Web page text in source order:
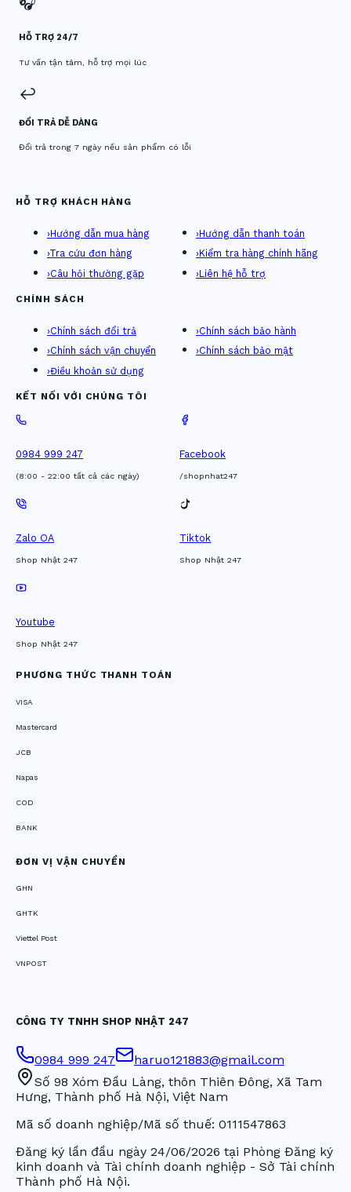
HỖ TRỢ 24/7
Tư vấn tận tâm, hỗ trợ mọi lúc
↩️
ĐỔI TRẢ DỄ DÀNG
Đổi trả trong 7 ngày nếu sản phẩm có lỗi
HỖ TRỢ KHÁCH HÀNG
›Hướng dẫn mua hàng ›Hướng dẫn thanh toán
›Tra cứu đơn hàng ›Kiểm tra hàng chính hãng
›Câu hỏi thường gặp ›Liên hệ hỗ trợ
CHÍNH SÁCH
›Chính sách đổi trả ›Chính sách bảo hành
›Chính sách vận chuyển ›Chính sách bảo mật
›Điều khoản sử dụng
KẾT NỐI VỚI CHÚNG TÔI
0984 999 247
(8:00 - 22:00 tất cả các ngày)
Facebook
/shopnhat247
Zalo OA
Shop Nhật 247
Tiktok
Shop Nhật 247
Youtube
Shop Nhật 247
PHƯƠNG THỨC THANH TOÁN
VISA
Mastercard
JCB
Napas
COD
BANK
ĐƠN VỊ VẬN CHUYỂN
GHN
GHTK
Viettel Post
VNPOST
CÔNG TY TNHH SHOP NHẬT 247
0984 999 247
haruo121883@gmail.com
Số 98 Xóm Đầu Làng, thôn Thiên Đông, Xã Tam
Hưng, Thành phố Hà Nội, Việt Nam
Mã số doanh nghiệp/Mã số thuế: 0111547863
Đăng ký lần đầu ngày 24/06/2026 tại Phòng Đăng ký
kinh doanh và Tài chính doanh nghiệp - Sở Tài chính
Thành phố Hà Nội.